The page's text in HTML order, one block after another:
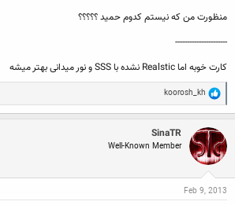
منظورت من که نیستم کدوم حمید ؟؟؟؟؟
----------------------
کارت خوبه اما Realstic نشده با SSS و نور میدانی بهتر میشه
R
e
a
c
t
i
o
n
:
koorosh_kh
SinaTR
Well-Known Member
Feb 9, 2013